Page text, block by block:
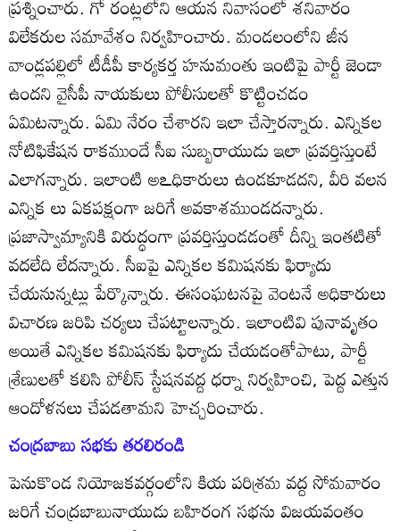
విలేకరుల సమావేశం నిర్వహించారు. మండలంలోని జీన
వాండ్లపల్లిలో టీడీపీ కార్యకర్త హనుమంతు ఇంటిపై పార్టీ జెండా
ఉందని వైసీపీ నాయకులు పోలీసులతో కొట్టించడం
ఏమిటన్నారు. ఏమి నేరం చేశారని ఇలా చేస్తారన్నారు. ఎన్నికల
నోటిఫికేషన రాకముందే సీఐ సుబ్బరాయుడు ఇలా ప్రవర్తిస్తుంటే
ఎలాగన్నారు. ఇలాంటి అఽధికారులు ఉండకూడదని, వీరి వలన
ఎన్నిక లు ఏకపక్షంగా జరిగే అవకాశముండదన్నారు.
ప్రజాస్వామ్యానికి విరుద్ధంగా ప్రవర్తిస్తుండడంతో దీన్ని ఇంతటితో
వదలేది లేదన్నారు. సీఐపై ఎన్నికల కమిషనకు ఫిర్యాదు
చేయనున్నట్లు పేర్కొన్నారు. ఈసంఘటనపై వెంటనే అధికారులు
విచారణ జరిపి చర్యలు చేపట్టాలన్నారు. ఇలాంటివి పునావృతం
అయితే ఎన్నికల కమిషనకు ఫిర్యాదు చేయడంతోపాటు, పార్టీ
శ్రేణులతో కలిసి పోలీస్‌ స్టేషనవద్ద ధర్నా నిర్వహించి, పెద్ద ఎత్తున
ఆందోళనలు చేపడతామని హెచ్చరించారు.
చంద్రబాబు సభకు తరలిరండి
పెనుకొండ నియోజకవర్గంలోని కియ పరిశ్రమ వద్ద సోమవారం
జరిగే చంద్రబాబునాయుడు బహిరంగ సభను విజయవంతం